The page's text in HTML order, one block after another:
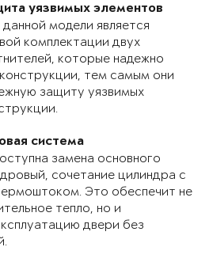
уязвимых элементов
модели является
комплектации двух
которые надежно
тем самым они
защиту уязвимых
система
замена основного
сочетание цилиндра с
Это обеспечит не
тепло, но и
двери без